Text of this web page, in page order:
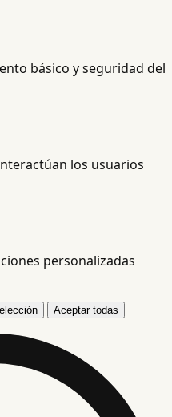
básico y seguridad del
los usuarios
personalizadas
Aceptar todas